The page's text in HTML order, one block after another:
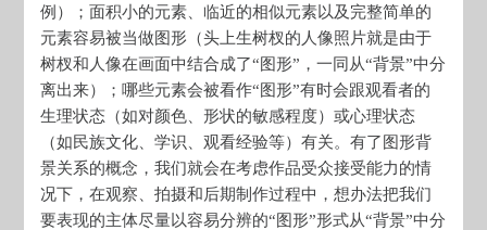
例）；面积小的元素、临近的相似元素以及完整简单的
元素容易被当做图形（头上生树杈的人像照片就是由于
树杈和人像在画面中结合成了“图形”，一同从“背景”中分
离出来）；哪些元素会被看作“图形”有时会跟观看者的
生理状态（如对颜色、形状的敏感程度）或心理状态
（如民族文化、学识、观看经验等）有关。有了图形背
景关系的概念，我们就会在考虑作品受众接受能力的情
况下，在观察、拍摄和后期制作过程中，想办法把我们
要表现的主体尽量以容易分辨的“图形”形式从“背景”中分